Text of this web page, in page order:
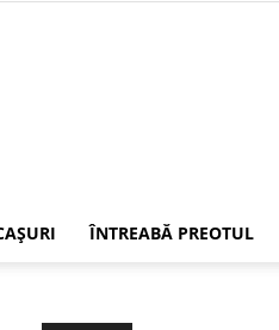
ÎNTREABĂ PREOTUL